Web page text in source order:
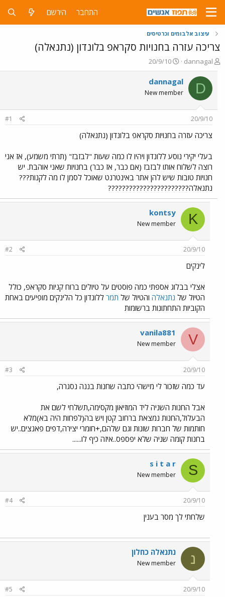
התחבר הירשם
עיצוב אלבומים וכרטיסים
צריכה עזרה בחנויות סקראפ בלונדון (נתנאלה)
פ
ו
ת
ח
ה
ו
ש
א
dannagal
פ
ו
ר
ם
ר
20/9/10
D
dannagal
New member
20/9/10
#1
צריכה עזרה בחנויות סקראפ בלונדון (נתנאלה)
בעלי יקירי נוסע ללונדון ויהיו לו כמה שעות "לבזבז" (תרתי משמע), אז אני
רוצה לשלוח אותו לבזבז (אם כבר, אז כבר) בחנויות שאני אוהבת. יש
חנויות טובות שיש להן אתר באינטרנט שאוכל לסמן לו מה לקנות???
נתנאלה???????????????????????
K
kontsy
New member
20/9/10
#2
לינקים
אצלי בבלוג אספתי כמה פוסטים על טיולים ברוח קניות סקראפ, כולל
הטיול של נתנאלה והטיול של תמר ללונדון כל הלינקים מופיעים באחת
הקוביות התחתונות ברשומות
V
vanila881
New member
20/9/10
#3
עד כמה שזכור לי מישהי כתבה שחנות בננה נסגרה,
אבל החנות השניה ליד המוזיאון מקסימה,תשלחי לשם את
הבעלול,החנות נמצאת ברחוב קטן ויש בה(לפחות היה בא)מלא
חותמות של חברות שונות וגם שלהם,+חומרי יצירה,דפים פאנצים..יש
בחנות קומה שניה שלא יפספס..איזה כיף לו......
S
s i t a r
New member
20/9/10
#4
שלחתי לך מסר בענין
נ נתנאלה כחלון
New member
20/9/10
#5